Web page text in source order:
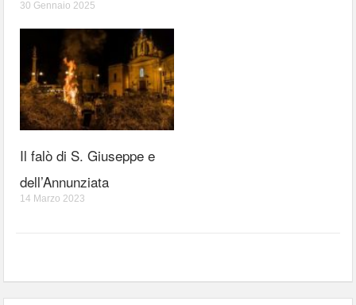
30 Gennaio 2025
Il falò di S. Giuseppe e
dell’Annunziata
14 Marzo 2023